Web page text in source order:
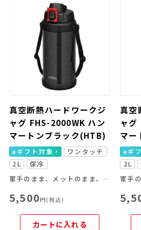
真空断熱ハードワークジ
ャグ FHS-2000WK ハン
マートンブラック(HTB)
eギフト対象
ワンタッチ
2L
保冷
軍手のまま、メットのまま、ゴクゴク飲める！
5,500円(税込)
カートに入れる
真空
ャグ
マー
eギ
2L